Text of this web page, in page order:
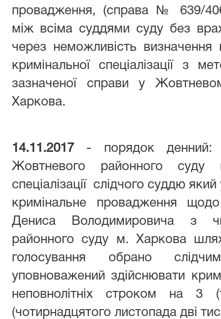
провадження, (справа № 639/
між всіма суддями суду без
через неможливість визначення
кримінальної спеціалізації з
зазначеної справи у
Харкова.
14.11.2017 - порядок денний:
Жовтневого районного суду
спеціалізації слідчого суддю
кримінальне провадження щодо
Дениса Володимировича з
районного суду м. Харкова
голосування обрано
уповноважений здійснювати
неповнолітніх строком на 3
(чотирнадцятого листопада дві